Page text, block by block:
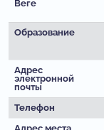
Веге
Образование
Адрес
электронной
почты
Телефон